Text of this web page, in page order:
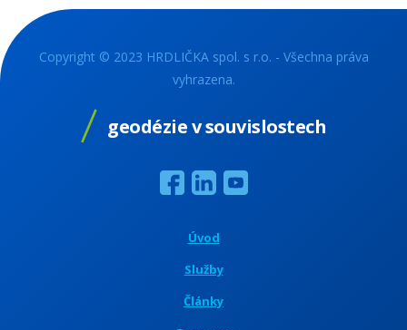
Copyright © 2023 HRDLIČKA spol. s r.o. - Všechna práva
vyhrazena.
geodézie v souvislostech
Úvod
Služby
Články